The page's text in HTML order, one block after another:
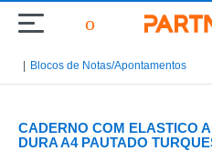
Blocos de Notas/Apontamentos
CADERNO COM ELASTICO
DURA A4 PAUTADO